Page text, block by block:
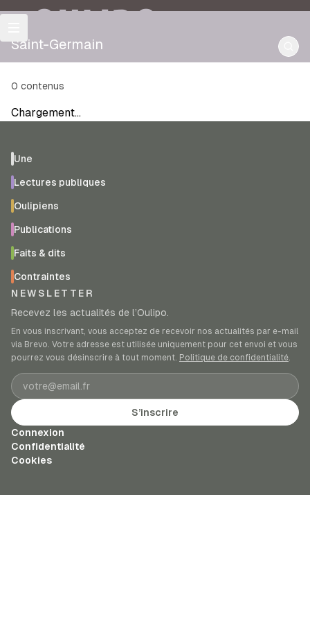
OULIPO
Saint-Germain
0 contenus
Chargement…
Une
Lectures publiques
Oulipiens
Publications
Faits & dits
Contraintes
NEWSLETTER
Recevez les actualités de l’Oulipo.
En vous inscrivant, vous acceptez de recevoir nos actualités par e-mail
via Brevo. Votre adresse est utilisée uniquement pour cet envoi et vous
pourrez vous désinscrire à tout moment. Politique de confidentialité.
Adresse e-mail
S’inscrire
Connexion
Confidentialité
Cookies